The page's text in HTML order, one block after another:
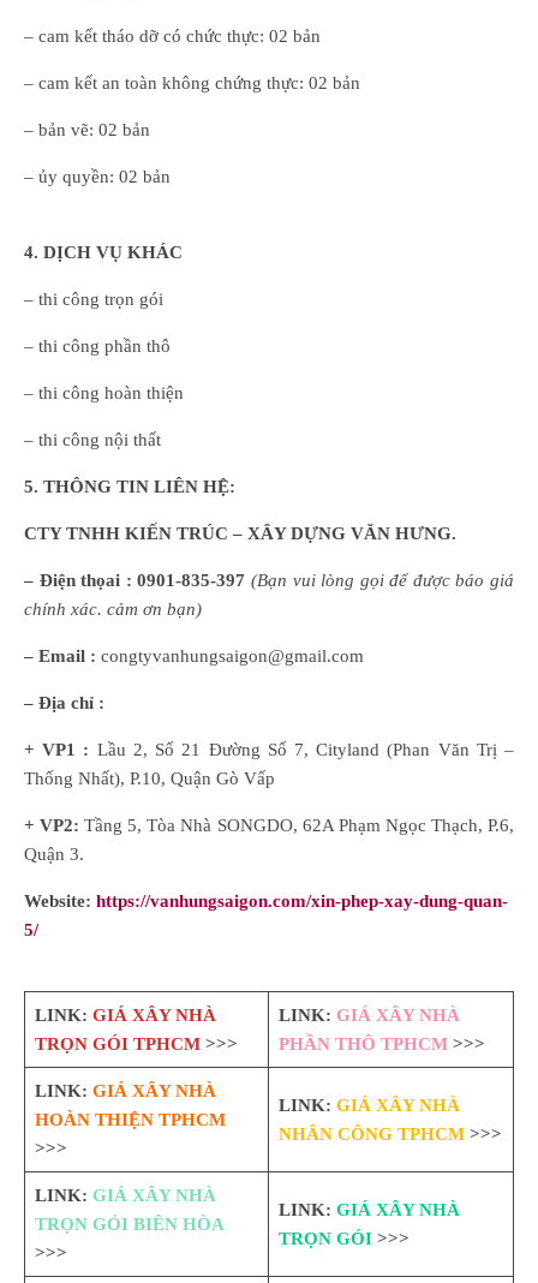
– cam kết tháo dỡ có chức thực: 02 bản
– cam kết an toàn không chứng thực: 02 bản
– bản vẽ: 02 bản
– ủy quyền: 02 bản
4. DỊCH VỤ KHÁC
– thi công trọn gói
– thi công phần thô
– thi công hoàn thiện
– thi công nội thất
5. THÔNG TIN LIÊN HỆ:
CTY TNHH KIẾN TRÚC – XÂY DỰNG VĂN HƯNG.
– Điện thọai : 0901-835-397 (Bạn vui lòng gọi để được báo giá
chính xác. cảm ơn bạn)
– Email : congtyvanhungsaigon@gmail.com
– Địa chỉ :
+ VP1 : Lầu 2, Số 21 Đường Số 7, Cityland (Phan Văn Trị –
Thống Nhất), P.10, Quận Gò Vấp
+ VP2:Tầng 5, Tòa Nhà SONGDO, 62A Phạm Ngọc Thạch, P.6,
Quận 3.
Website: https://vanhungsaigon.com/xin-phep-xay-dung-quan-
5/
LINK: GIÁ XÂY NHÀ
TRỌN GÓI TPHCM>>>
LINK: GIÁ XÂY NHÀ
PHẦN THÔ TPHCM>>>
LINK: GIÁ XÂY NHÀ
HOÀN THIỆN TPHCM
>>>
LINK: GIÁ XÂY NHÀ
NHÂN CÔNG TPHCM>>>
LINK: GIÁ XÂY NHÀ
TRỌN GÓI BIÊN HÒA
>>>
LINK: GIÁ XÂY NHÀ
TRỌN GÓI>>>